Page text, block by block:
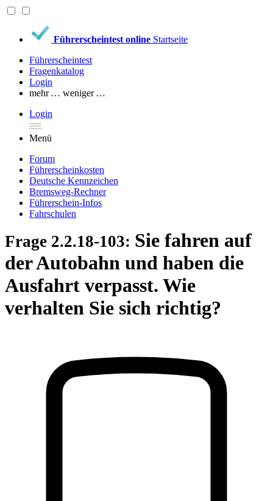
Führerscheintest online Startseite
Führerscheintest
Fragenkatalog
Login
mehr … weniger …
Login
Menü
Forum
Führerscheinkosten
Deutsche Kennzeichen
Bremsweg-Rechner
Führerschein-Infos
Fahrschulen
Frage 2.2.18-103: Sie fahren auf
der Autobahn und haben die
Ausfahrt verpasst. Wie
verhalten Sie sich richtig?